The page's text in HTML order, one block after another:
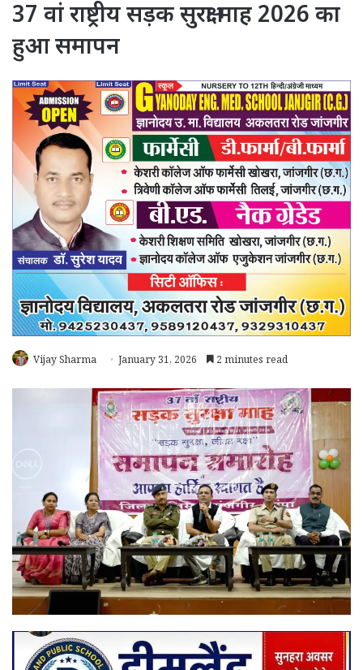
37 वां राष्ट्रीय सड़क सुरक्षा माह 2026 का
हुआ समापन
Vijay Sharma January 31, 2026 2 minutes read